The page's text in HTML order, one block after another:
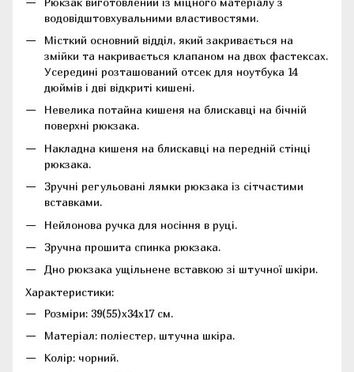
водовідштовхувальними властивостями.
Місткий основний відділ, який закривається на
змійки та накривається клапаном на двох фастексах.
Усередині розташований отсек для ноутбука 14
дюймів і дві відкриті кишені.
Невелика потайна кишеня на блискавці на бічній
поверхні рюкзака.
Накладна кишеня на блискавці на передній стінці
рюкзака.
Зручні регульовані лямки рюкзака із сітчастими
вставками.
Нейлонова ручка для носіння в руці.
Зручна прошита спинка рюкзака.
Дно рюкзака ущільнене вставкою зі штучної шкіри.
Характеристики:
Розміри: 39(55)х34х17 см.
Матеріал: поліестер, штучна шкіра.
Колір: чорний.